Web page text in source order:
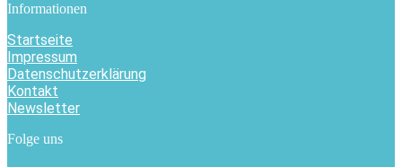
Informationen
Startseite
Impressum
Datenschutzerklärung
Kontakt
Newsletter
Folge uns